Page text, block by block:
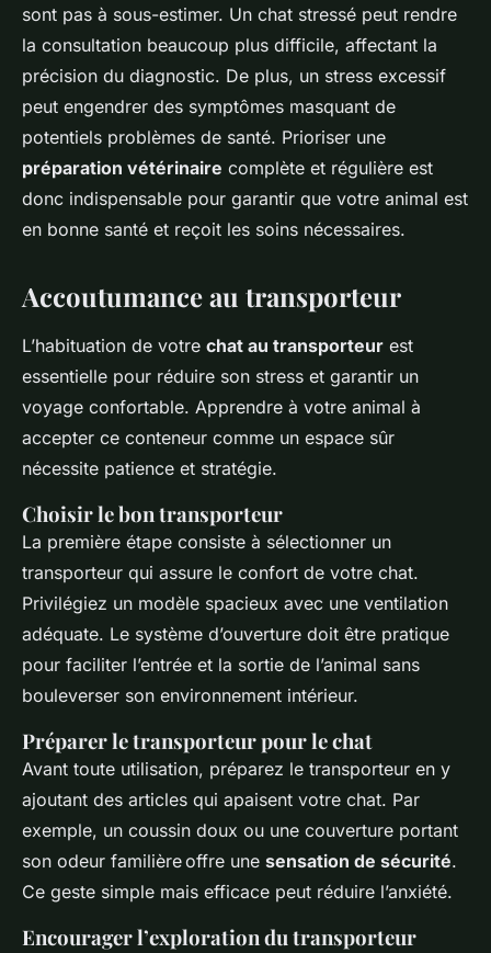
sont pas à sous-estimer. Un chat stressé peut rendre
la consultation beaucoup plus difficile, affectant la
précision du diagnostic. De plus, un stress excessif
peut engendrer des symptômes masquant de
potentiels problèmes de santé. Prioriser une
préparation vétérinaire complète et régulière est
donc indispensable pour garantir que votre animal est
en bonne santé et reçoit les soins nécessaires.
Accoutumance au transporteur
L’habituation de votre chat au transporteur est
essentielle pour réduire son stress et garantir un
voyage confortable. Apprendre à votre animal à
accepter ce conteneur comme un espace sûr
nécessite patience et stratégie.
Choisir le bon transporteur
La première étape consiste à sélectionner un
transporteur qui assure le confort de votre chat.
Privilégiez un modèle spacieux avec une ventilation
adéquate. Le système d’ouverture doit être pratique
pour faciliter l’entrée et la sortie de l’animal sans
bouleverser son environnement intérieur.
Préparer le transporteur pour le chat
Avant toute utilisation, préparez le transporteur en y
ajoutant des articles qui apaisent votre chat. Par
exemple, un coussin doux ou une couverture portant
son odeur familière offre une sensation de sécurité.
Ce geste simple mais efficace peut réduire l’anxiété.
Encourager l’exploration du transporteur